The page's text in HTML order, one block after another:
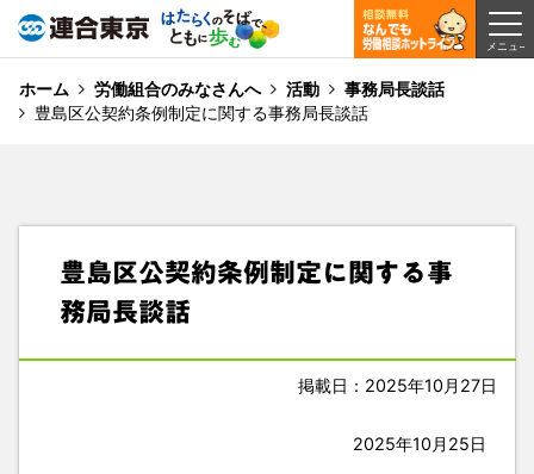
ホーム 労働組合のみなさんへ 活動
事務局長談話
豊島区公契約条例制定に関する事務局長談話
豊島区公契約条例制定に関する事
務局長談話
掲載日：2025年10月27日
2025年10月25日